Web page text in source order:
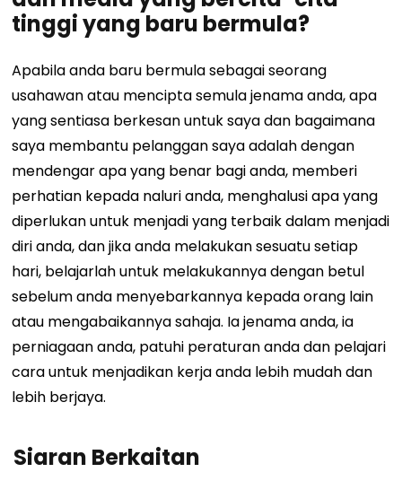
tinggi yang baru bermula?
Apabila anda baru bermula sebagai seorang
usahawan atau mencipta semula jenama anda, apa
yang sentiasa berkesan untuk saya dan bagaimana
saya membantu pelanggan saya adalah dengan
mendengar apa yang benar bagi anda, memberi
perhatian kepada naluri anda, menghalusi apa yang
diperlukan untuk menjadi yang terbaik dalam menjadi
diri anda, dan jika anda melakukan sesuatu setiap
hari, belajarlah untuk melakukannya dengan betul
sebelum anda menyebarkannya kepada orang lain
atau mengabaikannya sahaja. Ia jenama anda, ia
perniagaan anda, patuhi peraturan anda dan pelajari
cara untuk menjadikan kerja anda lebih mudah dan
lebih berjaya.
Siaran Berkaitan